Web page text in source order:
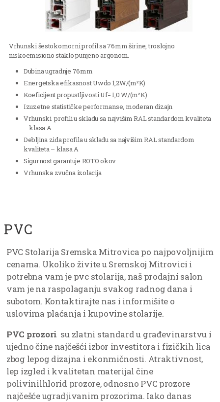
Vrhunski šestokomorni profil sa 76mm širine, troslojno
niskoemisiono staklo punjeno argonom.
Dubina ugradnje 76mm
Energetska efikasnost Uwdo 1,2W/(m²K)
Koeficijent propustljivosti Uf= 1,0 W/(m²K)
Izuzetne statističke performanse, moderan dizajn
Vrhunski profili u skladu sa najvišim RAL standardom kvaliteta
– klasa A
Debljina zida profila u skladu sa najvišim RAL standardom
kvaliteta – klasa A
Sigurnost garantuje ROTO okov
Vrhunska zvučna izolacija
PVC
PVC Stolarija Sremska Mitrovica po najpovoljnijim
cenama. Ukoliko živite u Sremskoj Mitrovici i
potrebna vam je pvc stolarija, naš prodajni salon
vam je na raspolaganju svakog radnog dana i
subotom. Kontaktirajte nas i informišite o
uslovima plaćanja i kupovine stolarije.
PVC prozori su zlatni standard u građevinarstvu i
ujedno čine najčešći izbor investitora i fizičkih lica
zbog lepog dizajna i ekonmičnosti. Atraktivnost,
lep izgled i kvalitetan materijal čine
polivinilhlorid prozore, odnosno PVC prozore
najčešće ugradjivanim prozorima. Iako danas